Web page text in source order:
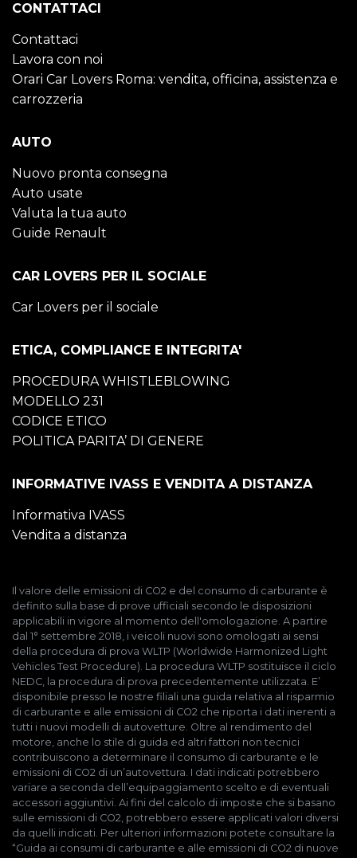
CONTATTACI
Contattaci
Lavora con noi
Orari Car Lovers Roma: vendita, officina, assistenza e
carrozzeria
AUTO
Nuovo pronta consegna
Auto usate
Valuta la tua auto
Guide Renault
CAR LOVERS PER IL SOCIALE
Car Lovers per il sociale
ETICA, COMPLIANCE E INTEGRITA'
PROCEDURA WHISTLEBLOWING
MODELLO 231
CODICE ETICO
POLITICA PARITA’ DI GENERE
INFORMATIVE IVASS E VENDITA A DISTANZA
Informativa IVASS
Vendita a distanza
Il valore delle emissioni di CO2 e del consumo di carburante è
definito sulla base di prove ufficiali secondo le disposizioni
applicabili in vigore al momento dell'omologazione. A partire
dal 1° settembre 2018, i veicoli nuovi sono omologati ai sensi
della procedura di prova WLTP (Worldwide Harmonized Light
Vehicles Test Procedure). La procedura WLTP sostituisce il ciclo
NEDC, la procedura di prova precedentemente utilizzata. E’
disponibile presso le nostre filiali una guida relativa al risparmio
di carburante e alle emissioni di CO2 che riporta i dati inerenti a
tutti i nuovi modelli di autovetture. Oltre al rendimento del
motore, anche lo stile di guida ed altri fattori non tecnici
contribuiscono a determinare il consumo di carburante e le
emissioni di CO2 di un’autovettura. I dati indicati potrebbero
variare a seconda dell’equipaggiamento scelto e di eventuali
accessori aggiuntivi. Ai fini del calcolo di imposte che si basano
sulle emissioni di CO2, potrebbero essere applicati valori diversi
da quelli indicati. Per ulteriori informazioni potete consultare la
“Guida ai consumi di carburante e alle emissioni di CO2 di nuove